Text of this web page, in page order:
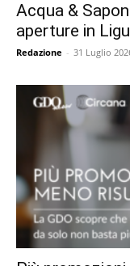
Acqua &
aperture in
Redazione - 31 Luglio